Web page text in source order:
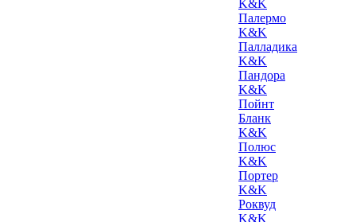
K&K
Палермо
K&K
Палладика
K&K
Пандора
K&K
Пойнт
Бланк
K&K
Полюс
K&K
Портер
K&K
Роквуд
K&K